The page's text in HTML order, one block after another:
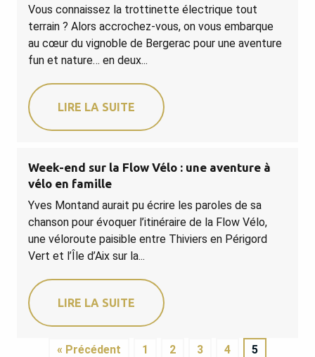
Vous connaissez la trottinette électrique tout
terrain ? Alors accrochez-vous, on vous embarque
au cœur du vignoble de Bergerac pour une aventure
fun et nature… en deux...
LIRE LA SUITE
Week-end sur la Flow Vélo : une aventure à
vélo en famille
Yves Montand aurait pu écrire les paroles de sa
chanson pour évoquer l’itinéraire de la Flow Vélo,
une véloroute paisible entre Thiviers en Périgord
Vert et l’Île d’Aix sur la...
LIRE LA SUITE
« Précédent 1 2 3 4 5